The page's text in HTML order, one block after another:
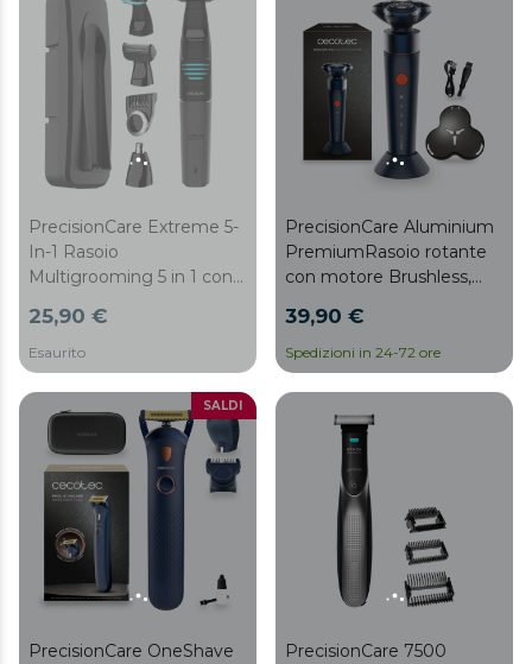
PrecisionCare Extreme 5-
In-1 Rasoio
Multigrooming 5 in 1 con
acciaio inox e waterproof.
25,90 €
Esaurito
PrecisionCare Aluminium
PremiumRasoio rotante
con motore Brushless,
appoggio, custodia, IPX7
39,90 €
Spedizioni in 24-72 ore
SALDI
PrecisionCare OneShave
PrecisionCare 7500